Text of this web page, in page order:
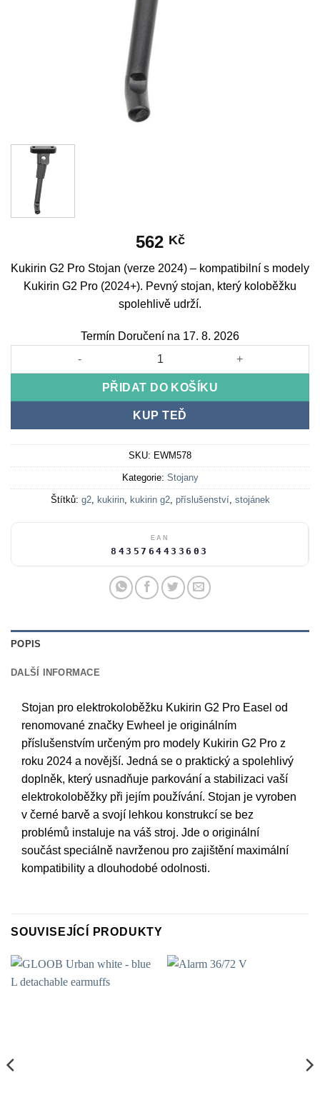
562 Kč
Kukirin G2 Pro Stojan (verze 2024) – kompatibilní s modely
Kukirin G2 Pro (2024+). Pevný stojan, který koloběžku
spolehlivě udrží.
Termín Doručení na 17. 8. 2026
Kukirin G2 Pro Easel (2024 Version) množství
PŘIDAT DO KOŠÍKU
KUP TEĎ
SKU: EWM578
Kategorie: Stojany
Štítků: g2, kukirin, kukirin g2, příslušenství, stojánek
EAN
8435764433603
POPIS
DALŠÍ INFORMACE
Stojan pro elektrokoloběžku Kukirin G2 Pro Easel od
renomované značky Ewheel je originálním
příslušenstvím určeným pro modely Kukirin G2 Pro z
roku 2024 a novější. Jedná se o praktický a spolehlivý
doplněk, který usnadňuje parkování a stabilizaci vaší
elektrokoloběžky při jejím používání. Stojan je vyroben
v černé barvě a svojí lehkou konstrukcí se bez
problémů instaluje na váš stroj. Jde o originální
součást speciálně navrženou pro zajištění maximální
kompatibility a dlouhodobé odolnosti.
SOUVISEJÍCÍ PRODUKTY